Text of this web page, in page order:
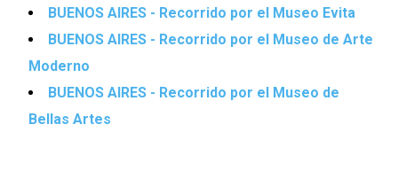
BUENOS AIRES - Recorrido por el Museo Evita
BUENOS AIRES - Recorrido por el Museo de Arte
Moderno
BUENOS AIRES - Recorrido por el Museo de
Bellas Artes